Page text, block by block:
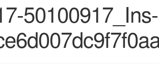
50100917_Ins-